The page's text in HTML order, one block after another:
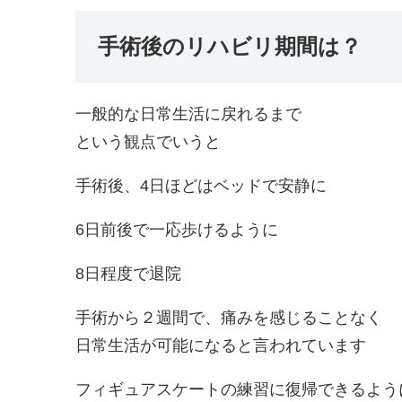
手術後のリハビリ期間は？
一般的な日常生活に戻れるまで
という観点でいうと
手術後、4日ほどはベッドで安静に
6日前後で一応歩けるように
8日程度で退院
手術から２週間で、痛みを感じることなく
日常生活が可能になると言われています
フィギュアスケートの練習に復帰できるよ